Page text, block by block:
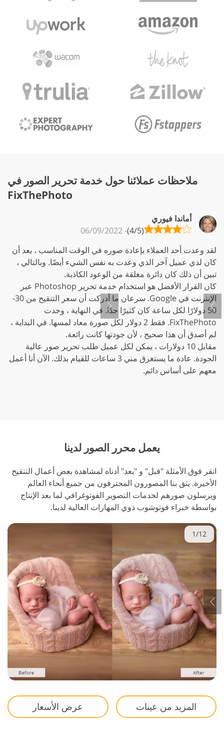
ملاحظات عملائنا حول خدمة تحرير الصور في
FixThePhoto
أماندا فيوري
(4/5)
- 06/09/2022
لقد وعدت أحد العملاء بإعادة صوره في الوقت المناسب ، بعد أن
كان لدي عميل آخر الذي وعدت به نفس الشيء أيضًا. وبالتالي ،
تبين أن ذلك كان دائرة مغلقة من الوعود الكاذبة.
كان القرار الأفضل هو استخدام خدمة تحرير Photoshop عبر
الإنترنت في Google. سرعان ما أدركت أن سعر التنقيح من 30-
50 دولارًا لكل ساعة كان كثيرًا جدًا. في النهاية ، وجدت
FixThePhoto. فقط 2 دولار لكل صورة معاد لمسها. في البداية ،
لم أصدق أن هذا صحيح ، لأن جودتها كانت رائعة.
مقابل 10 دولارات ، يمكن لكل عميل طلب تحرير صور عالية
الجودة. عادة ما يستغرق مني 3 ساعات للقيام بذلك. الآن أنا أعمل
معهم على أساس دائم.
يعمل محرر الصور لدينا
انقر فوق الأمثلة "قبل" و "بعد" أدناه لمشاهدة بعض أعمال التنقيح
الأخيرة. يثق بنا المصورون المحترفون من جميع أنحاء العالم
ويرسلون صورهم لخدمات التصوير الفوتوغرافي لما بعد الإنتاج
بواسطة خبراء فوتوشوب ذوي المهارات العالية لدينا.
1/12
المزيد من عينات عرض الأسعار